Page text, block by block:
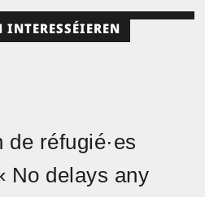
de réfugié·es
No delays any